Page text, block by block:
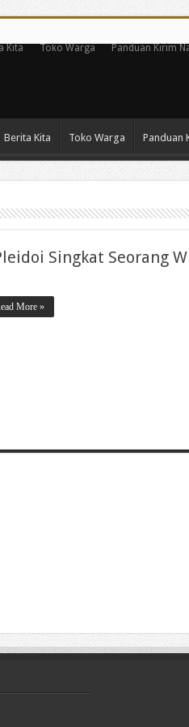
Kita Toko Warga Panduan Kirim
Berita Kita Toko Warga Panduan
Singkat Seorang
More »